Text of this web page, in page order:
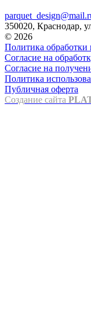
350020, Краснодар,
© 2026
Политика
Согласие на
Согласие на
Политика
Публичная оферта
Создание сайта